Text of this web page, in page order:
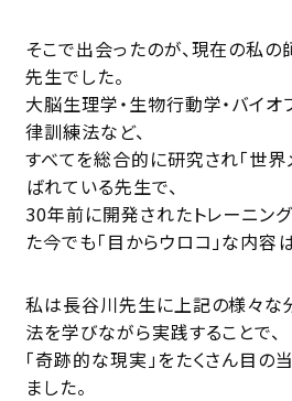
そこで出会ったのが、現在の私
先生でした。
大脳生理学‧生物行動学‧バイオ
律訓練法など、
すべてを総合的に研究され「世界
ばれている先生で、
30年前に開発されたトレーニン
た今でも「目からウロコ」な内容
私は⻑谷川先生に上記の様々な
法を学びながら実践することで、
「奇跡的な現実」をたくさん目の
ました。